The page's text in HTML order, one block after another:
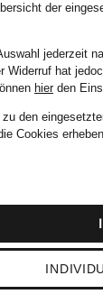
der
jederzeit
Widerruf hat
hierden
den
Cookies